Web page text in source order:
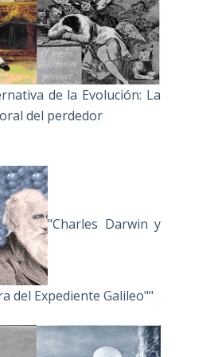
de la Evolución: La
del perdedor
"Charles Darwin y
del Expediente Galileo""